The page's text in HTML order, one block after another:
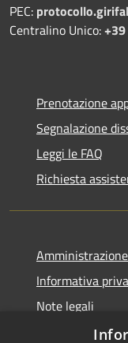
PEC:
Centralino Unico:
Prenotazione
Segnalazione
Leggi le FAQ
Richiesta
Informativa
Note legali
Dichiarazione di